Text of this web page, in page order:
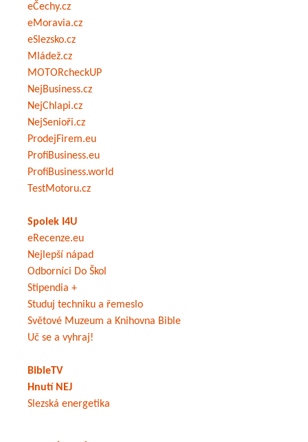
eČechy.cz
eMoravia.cz
eSlezsko.cz
Mládež.cz
MOTORcheckUP
NejBusiness.cz
NejChlapi.cz
NejSenioři.cz
ProdejFirem.eu
ProfiBusiness.eu
ProfiBusiness.world
TestMotoru.cz
Spolek I4U
eRecenze.eu
Nejlepší nápad
Odborníci Do Škol
Stipendia +
Studuj techniku a řemeslo
Světové Muzeum a Knihovna Bible
Uč se a vyhraj!
BibleTV
Hnutí NEJ
Slezská energetika